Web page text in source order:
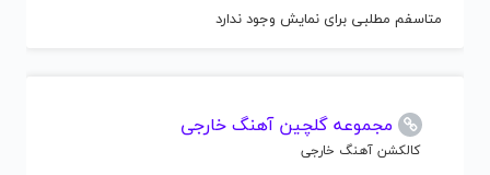
متاسفم مطلبی برای نمایش وجود ندارد
مجموعه گلچین آهنگ خارجی
کالکشن آهنگ خارجی